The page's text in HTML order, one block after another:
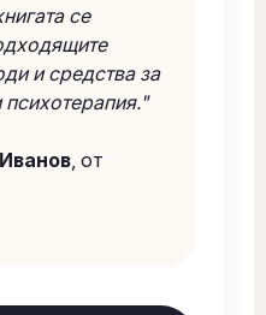
се
и средства за
, от